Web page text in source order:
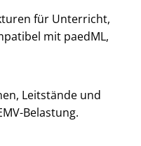
für Unterricht,
mit paedML,
Leitstände und
Belastung.